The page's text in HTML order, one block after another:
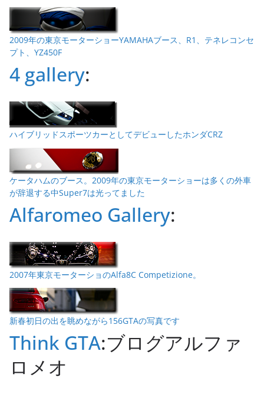
2009年の東京モーターショーYAMAHAブース、R1、テネレコンセ
プト、YZ450F
4 gallery:
ハイブリッドスポーツカーとしてデビューしたホンダCRZ
ケータハムのブース。2009年の東京モーターショーは多くの外車
が辞退する中Super7は光ってました
Alfaromeo Gallery:
2007年東京モーターショのAlfa8C Competizione。
新春初日の出を眺めながら156GTAの写真です
Think GTA:ブログアルファ
ロメオ